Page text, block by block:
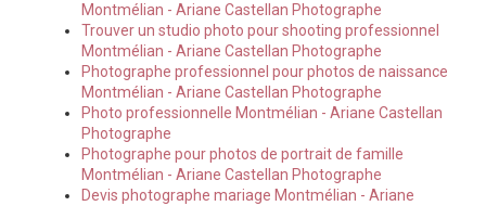
Montmélian - Ariane Castellan Photographe
Trouver un studio photo pour shooting professionnel
Montmélian - Ariane Castellan Photographe
Photographe professionnel pour photos de naissance
Montmélian - Ariane Castellan Photographe
Photo professionnelle Montmélian - Ariane Castellan
Photographe
Photographe pour photos de portrait de famille
Montmélian - Ariane Castellan Photographe
Devis photographe mariage Montmélian - Ariane